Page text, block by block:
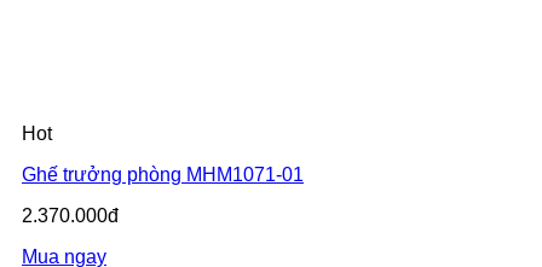
Hot
Ghế trưởng phòng MHM1071-01
2.370.000đ
Mua ngay